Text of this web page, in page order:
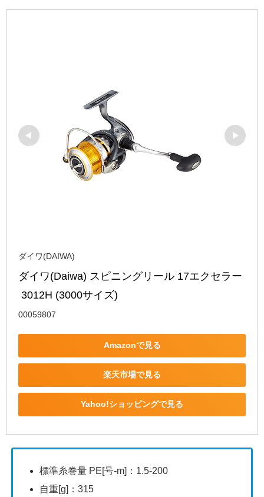
ダイワ(DAIWA)
ダイワ(Daiwa) スピニングリール 17エクセラー
3012H (3000サイズ)
00059807
Amazonで見る
楽天市場で見る
Yahoo!ショッピングで見る
標準糸巻量 PE[号-m]：1.5-200
自重[g]：315